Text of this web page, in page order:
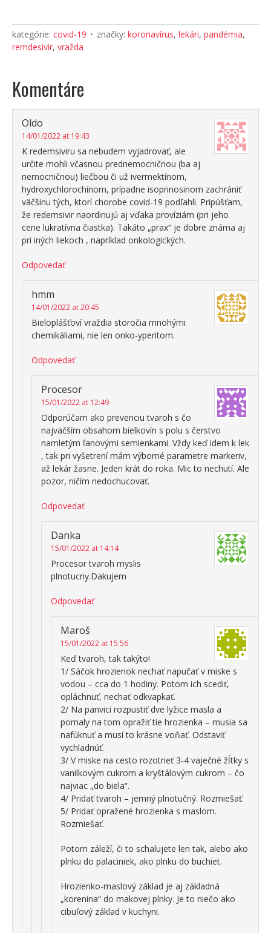
kategórie: covid-19 značky: koronavírus, lekári, pandémia,
remdesivir, vražda
Komentáre
Oldo
14/01/2022 at 19:43
K redemsiviru sa nebudem vyjadrovať, ale
určite mohli včasnou prednemocničnou (ba aj
nemocničnou) liečbou či už ivermektínom,
hydroxychlorochínom, prípadne isoprinosinom zachrániť
väčšinu tých, ktorí chorobe covid-19 podľahli. Pripúšťam,
že redemsivir naordinujú aj vďaka províziám (pri jeho
cene lukratívna čiastka). Takáto „prax“ je dobre známa aj
pri iných liekoch , napríklad onkologických.
Odpovedať
hmm
14/01/2022 at 20:45
Bieloplášťoví vraždia storočia mnohými
chemikáliami, nie len onko-yperitom.
Odpovedať
Procesor
15/01/2022 at 12:49
Odporúčam ako prevenciu tvaroh s čo
najväčším obsahom bielkovín s polu s čerstvo
namletým ľanovými semienkami. Vždy keď idem k lek
, tak pri vyšetrení mám výborné parametre markeriv,
až lekár žasne. Jeden krát do roka. Mic to nechutí. Ale
pozor, ničím nedochucovať.
Odpovedať
Danka
15/01/2022 at 14:14
Procesor tvaroh myslis
plnotucny.Dakujem
Odpovedať
Maroš
15/01/2022 at 15:56
Keď tvaroh, tak takýto!
1/ Sáčok hrozienok nechať napučať v miske s
vodou – cca do 1 hodiny. Potom ich scediť,
opláchnuť, nechať odkvapkať.
2/ Na panvici rozpustiť dve lyžice masla a
pomaly na tom opražiť tie hrozienka – musia sa
nafúknuť a musí to krásne voňať. Odstaviť
vychladnúť.
3/ V miske na cesto rozotrieť 3-4 vaječné žĺtky s
vanilkovým cukrom a kryštálovým cukrom – čo
najviac „do biela“.
4/ Pridať tvaroh – jemný plnotučný. Rozmiešať.
5/ Pridať opražené hrozienka s maslom.
Rozmiešať.
Potom záleží, či to schalujete len tak, alebo ako
plnku do palaciniek, ako plnku do buchiet.
Hrozienko-maslový základ je aj základná
„korenina“ do makovej plnky. Je to niečo ako
cibuľový základ v kuchyni.